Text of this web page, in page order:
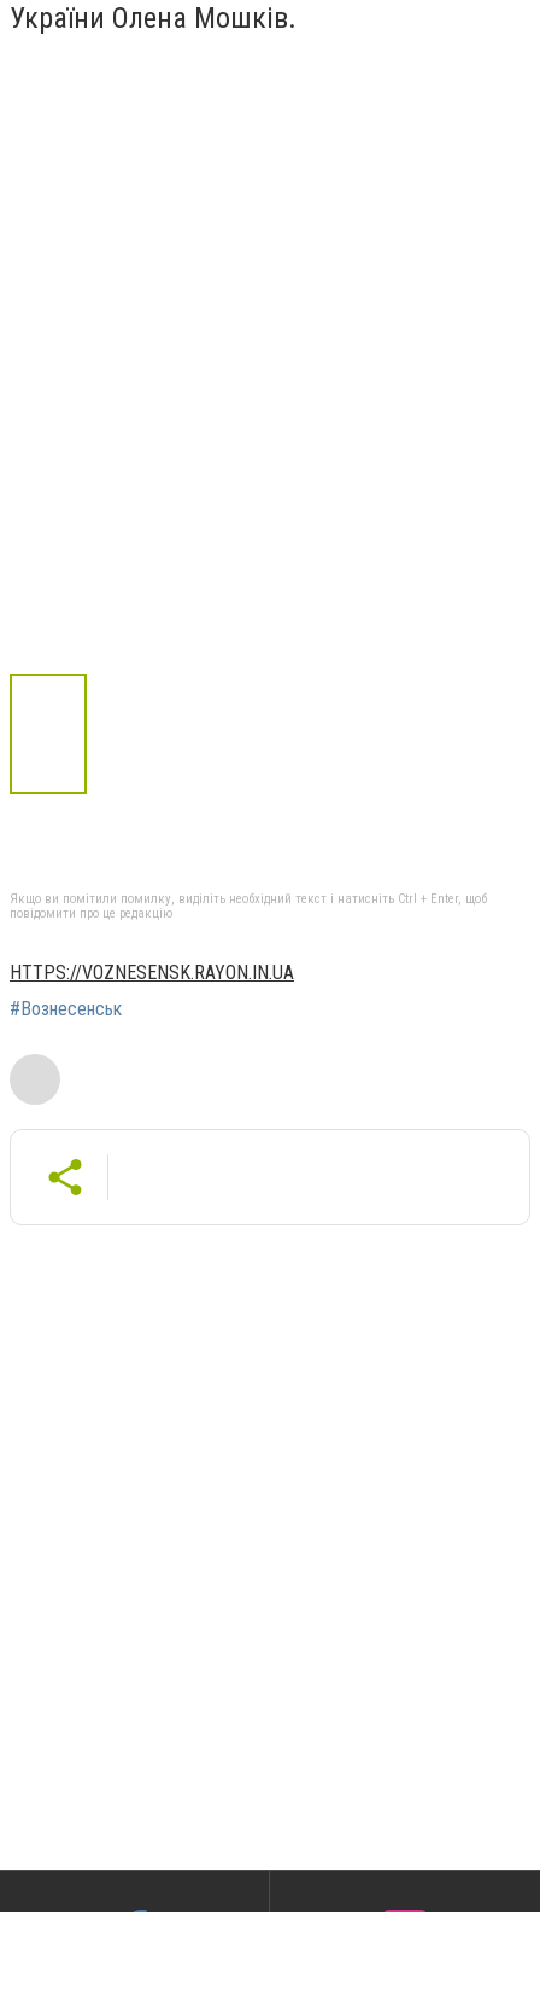
України Олена Мошків.
Якщо ви помітили помилку, виділіть необхідний текст і натисніть Ctrl + Enter, щоб
повідомити про це редакцію
HTTPS://VOZNESENSK.RAYON.IN.UA
#Вознесенськ